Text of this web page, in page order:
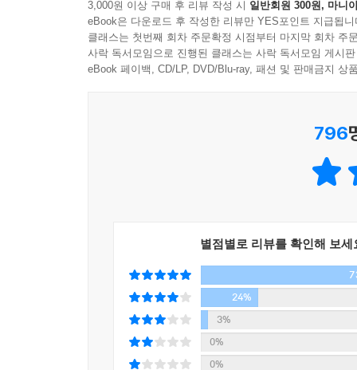
총 5장으로 구성된 『나미야 잡화점의 기적』은
이는 각각의 이야기와 등장인물을 하나의 연결 고
×× 시 외곽에 자리한 나미야 잡화점은 30여 년간
아동복지시설에서 함께 자란 친구 사이로 몇
생각했다가 하늘에서 툭 떨어진 듯한 이상한 편
각 장마다 고민 상담 편지를 보낸 이들의 애틋한
놀라운 기적이 일어나기 시작한다.
히가시노 게이고, 청년 백수의 언어로 기적과 감동
뚜렷한 계획 없이 하루하루를 살아가던 세 명의
현재를 살아가는 우리에게 시사하는 바가 매우 크
이야기의 중심축인 아쓰야, 고헤이, 쇼타는 당장
불우한 어린 시절을 보낸 것으로 모자라 어른
3,000원 이상 구매 후 리뷰 작성 시 일반회원 300원, 마니
eBook은 다운로드 후 작성한 리뷰만 YES포인트 지급됩니
클래스는 첫번째 회차 주문확정 시점부터 마지막 회차 주
사락 독서모임으로 진행된 클래스는 사락 독서모임 게시
eBook 페이백, CD/LP, DVD/Blu-ray, 패션 및 판매금지 상
796
별점별로 리뷰를 확인해 보세
24%
3%
0%
0%